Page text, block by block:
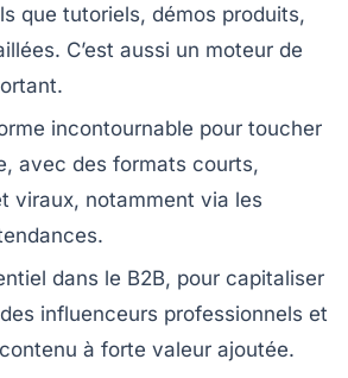
que tutoriels, démos produits,
C’est aussi un moteur de
incontournable pour toucher
avec des formats courts,
viraux, notamment via les
dans le B2B, pour capitaliser
influenceurs professionnels et
à forte valeur ajoutée.